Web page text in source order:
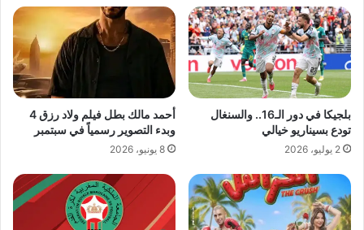
بلجيكا في دور الـ16.. والسنغال
تودع بسيناريو خيالي
2 يوليو، 2026
أحمد مالك بطل فيلم ولاد رزق 4
وبدء التصوير رسمياً في سبتمبر
8 يونيو، 2026